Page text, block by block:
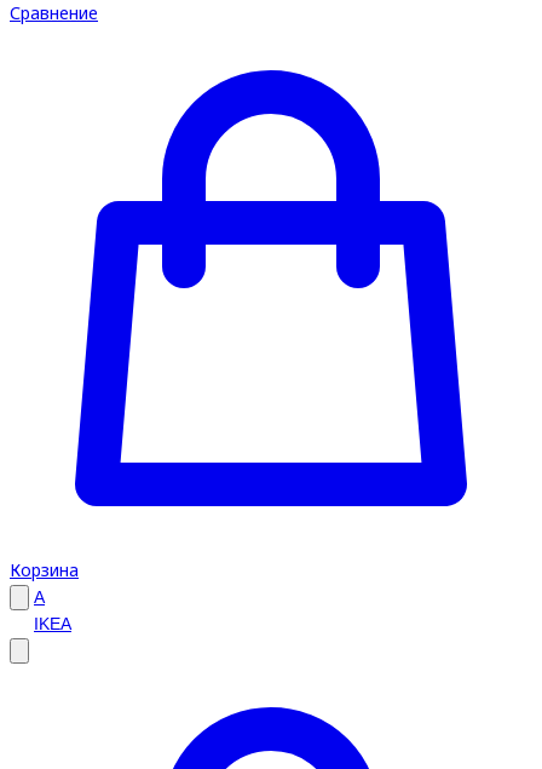
Сравнение
Корзина
A
IKEA